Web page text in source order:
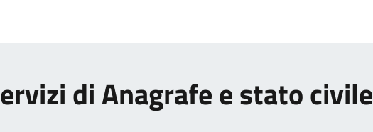
di Anagrafe e stato civile